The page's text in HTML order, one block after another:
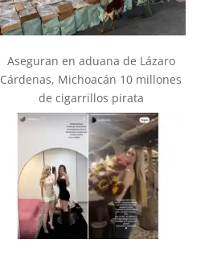
Aseguran en aduana de Lázaro
Cárdenas, Michoacán 10 millones
de cigarrillos pirata